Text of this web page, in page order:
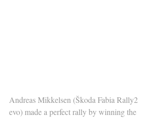
Andreas Mikkelsen (Škoda Fabia Rally2
evo) made a perfect rally by winning the